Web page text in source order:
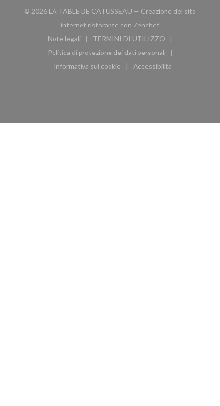
© 2026 LA TABLE DE CATUSSEAU — Creazione del sito
internet ristorante con Zenchef((apre una nuova
Note legali
((apre una nuova finestra))
TERMINI DI UTILIZZO
((apre una nuova finestra))
Politica di protezione dei dati personali
((apre una nuova finestra))
Informativa sui cookie
((apre una nuova finestra))
Accessibilita